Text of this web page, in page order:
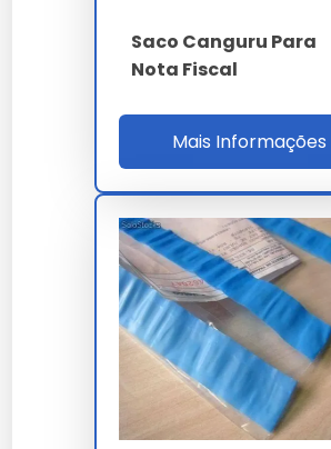
Produto Material
Nota Fiscal
Polietileno 0,20
Fiscal
Envelope
Awb Para
Nota Fiscal
Papel Kraft 0,40
Envelope
Canguru Para
Papel
reciclado
0,50
Perguntas Frequentes
Saco Canguru Para
Nota Fiscal
Mais Informações